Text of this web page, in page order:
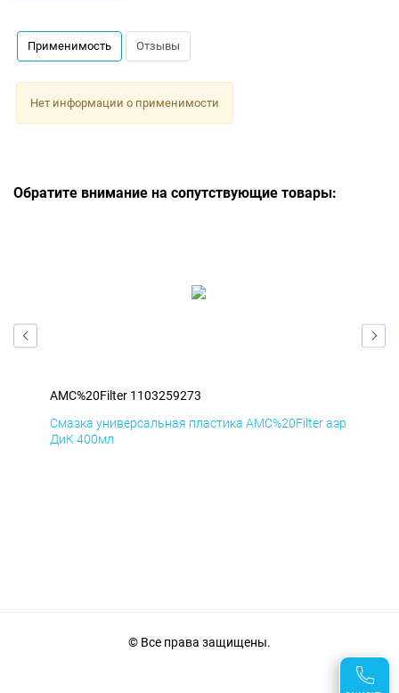
Применимость Отзывы
Нет информации о применимости
Обратите внимание на сопутствующие товары:
AMC%20Filter 1103259273
Смазка универсальная пластика AMC%20Filter аэр
ДиК 400мл
© Все права защищены.